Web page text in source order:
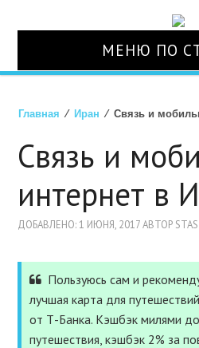
МЕНЮ ПО
АВИАБИЛЕТЫ
ОТЕЛИ
СТРАХОВКА
Главная ⁄ Иран ⁄ Связь и
Связь и
интернет в
ДОБАВЛЕНО: 1 ИЮНЯ, 2017 АВТОР STAS
Пользуюсь сам и
лучшая карта для путешествий
от Т-Банка. Кэшбэк милями
путешествия, кэшбэк 2% за